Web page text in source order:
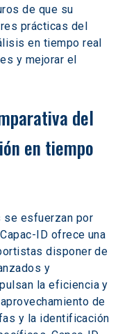
de que su
prácticas del
en tiempo real
y mejorar el
del
en tiempo
se esfuerzan por
ID ofrece una
disponer de
y
la eficiencia y
de
y la identificación